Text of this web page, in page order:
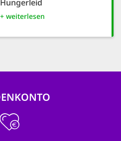
Hungerleid
+ weiterlesen